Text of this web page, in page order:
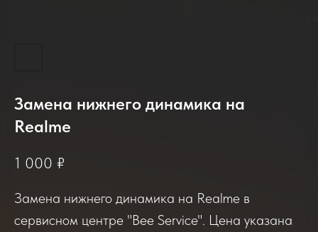
Замена нижнего динамика на
Realme
1 000 ₽
Замена нижнего динамика на Realme в
сервисном центре "Bee Service". Цена указана